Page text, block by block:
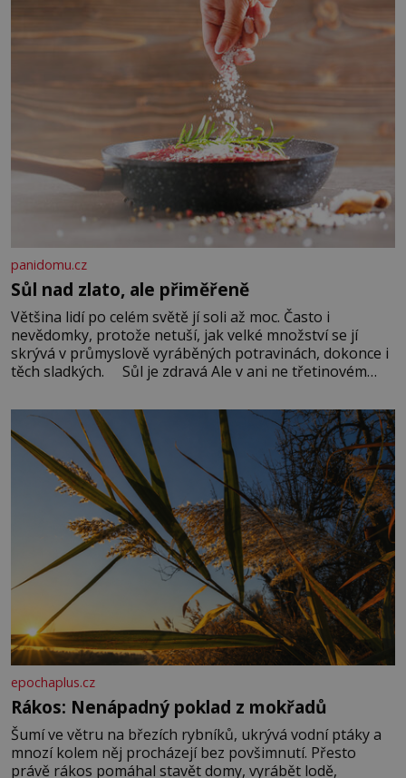
panidomu.cz
Sůl nad zlato, ale přiměřeně
Většina lidí po celém světě jí soli až moc. Často i
nevědomky, protože netuší, jak velké množství se jí
skrývá v průmyslově vyráběných potravinách, dokonce i
těch sladkých. Sůl je zdravá Ale v ani ne třetinovém
základní složky– sodík a chlór – jsou zásadní pro
správné hospodaření
epochaplus.cz
Rákos: Nenápadný poklad z mokřadů
Šumí ve větru na březích rybníků, ukrývá vodní ptáky a
mnozí kolem něj procházejí bez povšimnutí. Přesto
právě rákos pomáhal stavět domy, vyrábět lodě,